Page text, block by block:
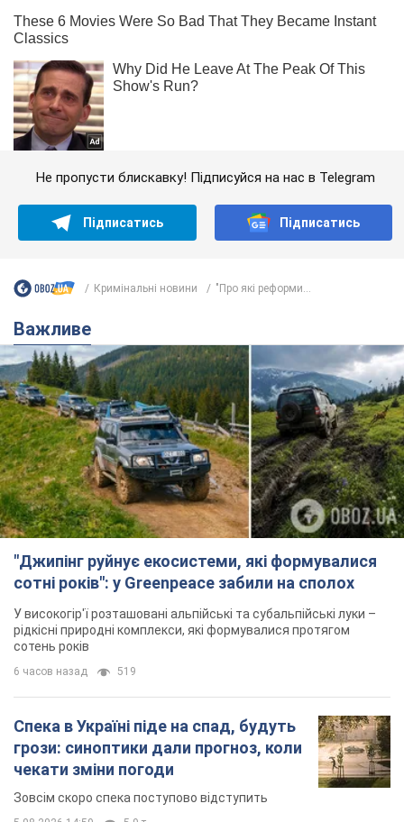
Не пропусти блискавку! Підписуйся на нас в Telegram
Підписатись Підписатись
Кримінальні новини "Про які реформи...
Важливе
"Джипінг руйнує екосистеми, які формувалися
сотні років": у Greenpeace забили на сполох
У високогір'ї розташовані альпійські та субальпійські луки –
рідкісні природні комплекси, які формувалися протягом
сотень років
6 часов назад 519
Спека в Україні піде на спад, будуть
грози: синоптики дали прогноз, коли
чекати зміни погоди
Зовсім скоро спека поступово відступить